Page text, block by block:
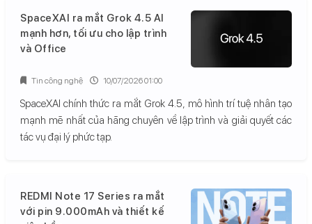
SpaceXAI ra mắt Grok 4.5 AI
mạnh hơn, tối ưu cho lập trình
và Office
SpaceXAI chính thức ra mắt Grok 4.5, mô hình trí tuệ nhân tạo
mạnh mẽ nhất của hãng chuyên về lập trình và giải quyết các
tác vụ đại lý phức tạp.
Tin công nghệ 10/07/2026 01:00
REDMI Note 17 Series ra mắt
với pin 9.000mAh và thiết kế